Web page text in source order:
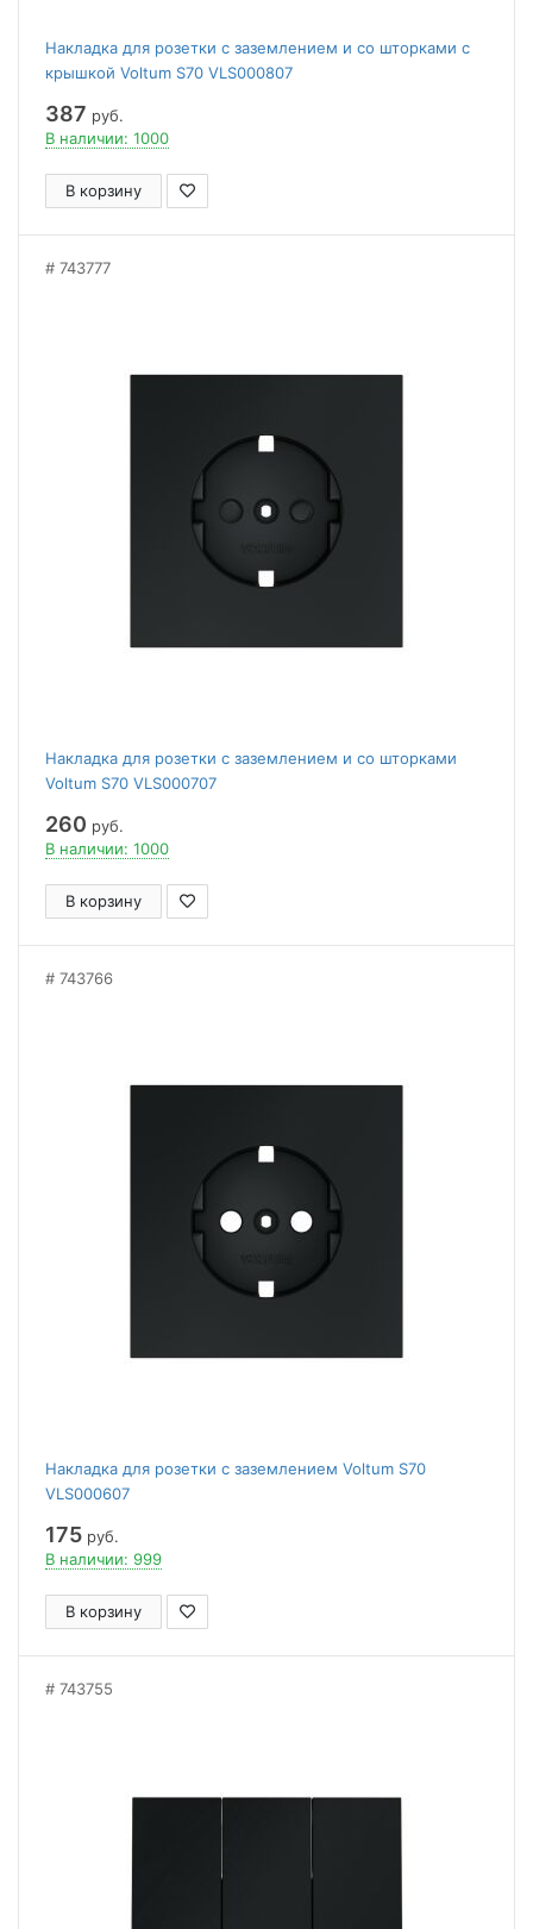
Накладка для розетки с заземлением и со шторками с
крышкой Voltum S70 VLS000807
387 руб.
В наличии: 1000
В корзину
743777
Накладка для розетки с заземлением и со шторками
Voltum S70 VLS000707
260 руб.
В наличии: 1000
В корзину
743766
Накладка для розетки с заземлением Voltum S70
VLS000607
175 руб.
В наличии: 999
В корзину
743755